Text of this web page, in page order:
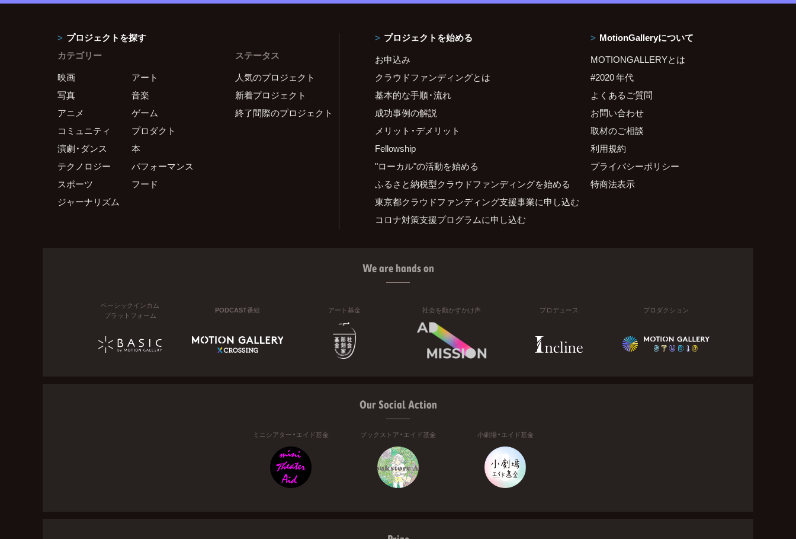
プロジェクトを探す
カテゴリー
映画
アート
写真
音楽
アニメ
ゲーム
コミュニティ
プロダクト
演劇・ダンス
本
テクノロジー
パフォーマンス
スポーツ
フード
ジャーナリズム
ステータス
人気のプロジェクト
新着プロジェクト
終了間際のプロジェクト
プロジェクトを始める
お申込み
クラウドファンディングとは
基本的な手順・流れ
成功事例の解説
メリット・デメリット
Fellowship
"ローカル"の活動を始める
ふるさと納税型クラウドファンディングを始める
東京都クラウドファンディング支援事業に申し込む
コロナ対策支援プログラムに申し込む
MotionGalleryについて
MOTIONGALLERYとは
#2020 年代
よくあるご質問
お問い合わせ
取材のご相談
利用規約
プライバシーポリシー
特商法表示
We are hands on
ベーシックインカム
プラットフォーム
PODCAST番組 アート基金 社会を動かすかけ声 プロデュース プロダクション
Our Social Action
ミニシアター・エイド基金 ブックストア・エイド基金 小劇場・エイド基金